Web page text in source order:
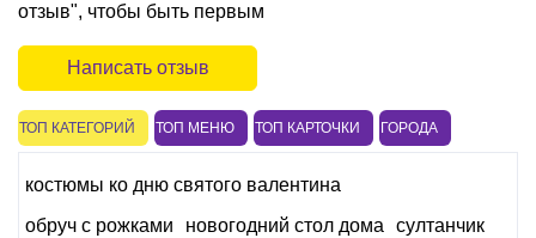
отзыв", чтобы быть первым
Написать отзыв
ТОП КАТЕГОРИЙ ТОП МЕНЮ ТОП КАРТОЧКИ ГОРОДА
костюмы ко дню святого валентина
обруч с рожками
новогодний стол дома султанчик